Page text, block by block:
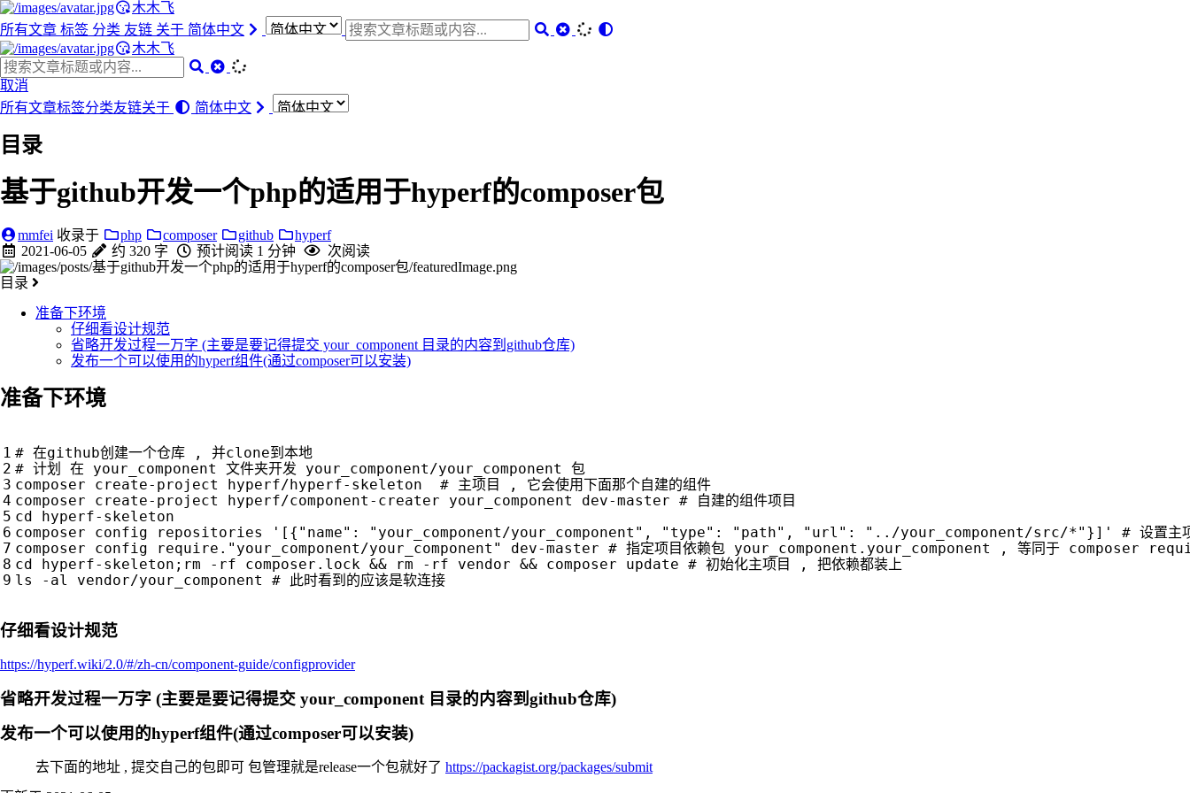
木木飞
所有文章 标签 分类 友链 关于 简体中文
木木飞
取消
所有文章标签分类友链关于 简体中文
目录
基于github开发一个php的适用于hyperf的composer包
mmfei 收录于 php composer github
hyperf
2021-06-05
约 320 字 预计阅读 1 分钟 次阅读
目录
准备下环境
仔细看设计规范
省略开发过程一万字 (主要是要记得提交 your_component 目录的内容到github仓库)
发布一个可以使用的hyperf组件(通过composer可以安装)
准备下环境
# 在github创建一个仓库 , 并clone到本地
# 计划 在 your_component 文件夹开发 your_component/your_component 包
composer create-project hyperf/hyperf-skeleton # 主项目 , 它会使用下面那个自建的组件
composer create-project hyperf/component-creater your_component dev-master # 自建的组件项目
cd hyperf-skeleton
composer config repositories
'[{"name": "your_component/your_component", "type": "path", "url": "../your_component/src/*"}]'
# 设置主
composer config require. "your_component/your_component" dev-master # 指定项目依赖包 your_component.your_component , 等同于 composer
cd hyperf-skeleton ; rm -rf composer.lock && rm -rf vendor && composer update # 初始化主项目 , 把依赖都装上
ls -al vendor/your_component # 此时看到的应该是软连接
仔细看设计规范
https://hyperf.wiki/2.0/#/zh-cn/component-guide/configprovider
省略开发过程一万字 (主要是要记得提交 your_component 目录的内容到github仓库)
发布一个可以使用的hyperf组件(通过composer可以安装)
去下面的地址 , 提交自己的包即可 包管理就是release一个包就好了 https://packagist.org/packages/submit